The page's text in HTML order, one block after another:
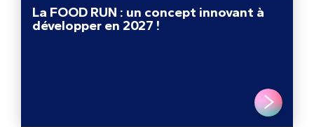
La FOOD RUN : un concept innovant à
développer en 2027 !